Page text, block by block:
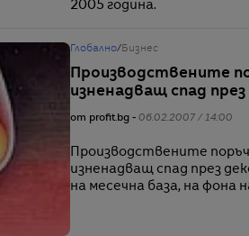
2005 година.
Глобално/ Бизнес
Производствените
изненадващ спад
от profit.bg - 06.02.2007 / 14:00
Производствените
изненадващ спад през
на месечна база, на фона